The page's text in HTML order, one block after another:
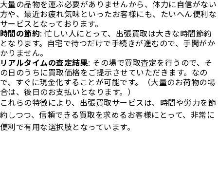
大量の品物を運ぶ必要がありませんから、体力に自信がない
方や、最近お疲れ気味といったお客様にも、たいへん便利な
サービスとなっております。
時間の節約: 忙しい人にとって、出張買取は大きな時間節約
となります。自宅で待つだけで手続きが進むので、手間がか
かりません。
リアルタイムの査定結果: その場で買取査定を行うので、そ
の日のうちに買取価格をご提示させていただきます。なの
で、すぐに現金化することが可能です。（大量のお荷物の場
合は、後日のお支払いとなります。）
これらの特徴により、出張買取サービスは、時間や労力を節
約しつつ、信頼できる買取を求めるお客様にとって、非常に
便利で有用な選択肢となっています。